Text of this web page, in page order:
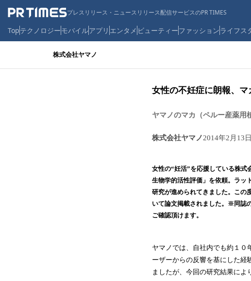
プレスリリース・ニュースリリース配信サービスのPR TIMES
Topテクノロジーモバイルアプリ エンタメ ビューティーファッションライフス
株式会社ヤマノ
女性の不妊症に朗報、マ
ヤマノのマカ（ペルー産薬用
株式会社ヤマノ2014年2月13
女性の“妊活”を応援している株式
生物学的活性評価」を依頼。ラッ
研究が進められてきました。こ
いて論文掲載されました。※同誌
ご確認頂けます。
ヤマノでは、自社内でも約１０
ーザーからの反響を基にした経
ましたが、今回の研究結果によ